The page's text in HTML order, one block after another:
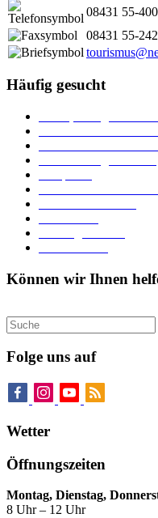
08431 55-400
08431 55-242
Häufig gesucht
Können wir Ihnen
Folge uns auf
Wetter
Öffnungszeiten
Montag, Dienstag,
8 Uhr – 12 Uhr